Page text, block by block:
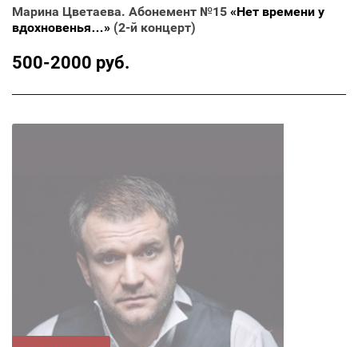
Марина Цветаева. Абонемент №15 «Нет времени у
вдохновенья…» (2-й концерт)
500-2000 руб.